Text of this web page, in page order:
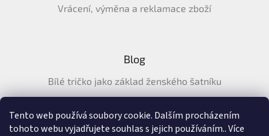
Tento web používá soubory cookie. Dalším procházením
tohoto webu vyjadřujete souhlas s jejich používáním.. Více
Vrácení, výměna a reklamace zboží
Blog
Bílé tričko jako základ ženského šatníku
tričko na léto